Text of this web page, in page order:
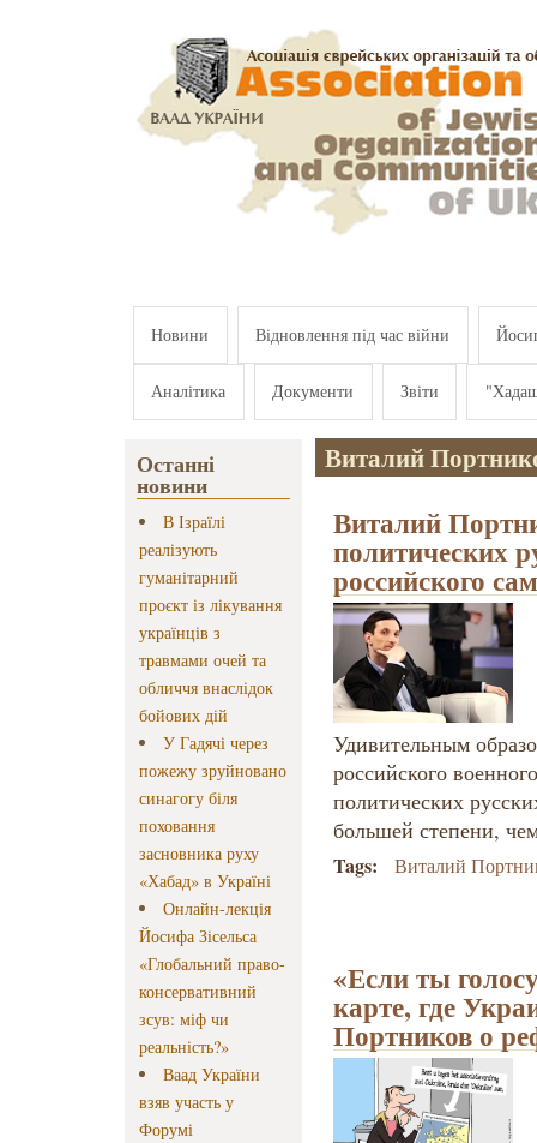
Новини Відновлення під час війни
Аналітика Документи Звіти
Останні
новини
В Ізраїлі
реалізують
гуманітарний
проєкт із лікування
українців з
травмами очей та
обличчя внаслідок
бойових дій
У Гадячі через
пожежу зруйновано
синагогу біля
поховання
засновника руху
«Хабад» в Україні
Онлайн-лекція
Йосифа Зісельса
«Глобальний право-
консервативний
зсув: міф чи
реальність?»
Ваад України
взяв участь у
Форумі
Виталий
Виталий
политических
российского
Удивительным
российского
политических
большей степени,
Tags: Виталий
«Если ты
карте, где
Портников о